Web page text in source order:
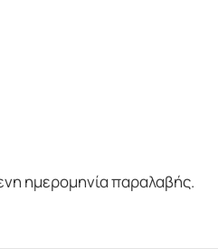
ημερομηνία παραλαβής.